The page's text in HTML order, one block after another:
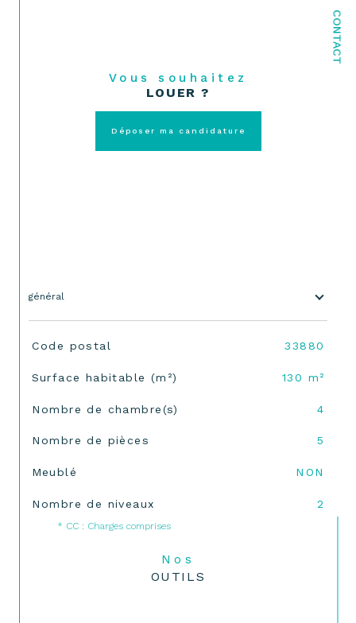
CONTACT
Vous souhaitez
LOUER ?
Déposer ma candidature
général
TRAD_SIROCCO_Caracteristique
Code postal 33880
Surface habitable (m²) 130 m²
Nombre de chambre(s) 4
Nombre de pièces 5
Meublé NON
Nombre de niveaux 2
* CC : Charges comprises
Nos
OUTILS